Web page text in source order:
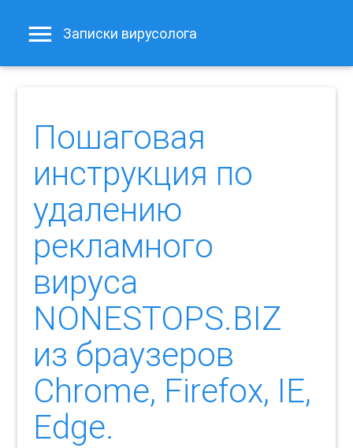
Записки вирусолога
Пошаговая
инструкция по
удалению
рекламного
вируса
NONESTOPS.BIZ
из браузеров
Chrome, Firefox, IE,
Edge.